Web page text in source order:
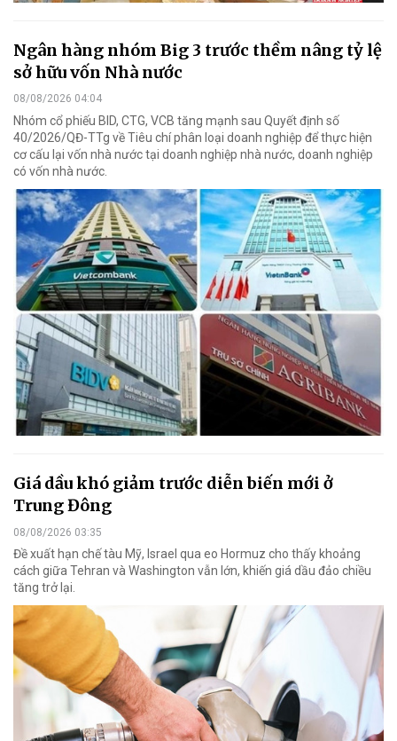
Ngân hàng nhóm Big 3 trước thềm nâng tỷ lệ
sở hữu vốn Nhà nước
08/08/2026 04:04
Nhóm cổ phiếu BID, CTG, VCB tăng mạnh sau Quyết định số
40/2026/QĐ-TTg về Tiêu chí phân loại doanh nghiệp để thực hiện
cơ cấu lại vốn nhà nước tại doanh nghiệp nhà nước, doanh nghiệp
có vốn nhà nước.
Giá dầu khó giảm trước diễn biến mới ở
Trung Đông
08/08/2026 03:35
Đề xuất hạn chế tàu Mỹ, Israel qua eo Hormuz cho thấy khoảng
cách giữa Tehran và Washington vẫn lớn, khiến giá dầu đảo chiều
tăng trở lại.